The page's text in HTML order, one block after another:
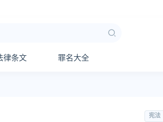
律条文 罪名大全
宪法